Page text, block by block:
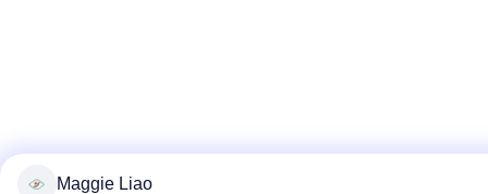
Maggie Liao